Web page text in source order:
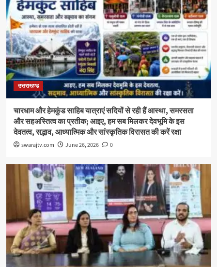
उत्तराखण्ड
चारधाम और हेमकुंड साहिब यात्राएं सदियों से रही हैं आस्था, समरसता
और सहअस्तित्व का प्रतीक; आइए, हम सब मिलकर देवभूमि के इस
देवतत्व, सद्भाव, आध्यात्मिक और सांस्कृतिक विरासत की करें रक्षा
swarajtv.com June 26, 2026 0